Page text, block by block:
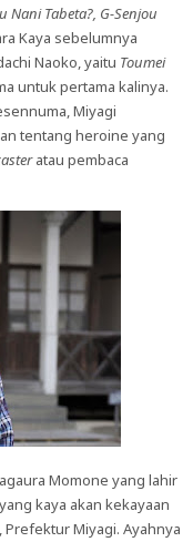
Nani Tabeta?, G-Senjou
Kaya sebelumnya
Naoko, yaitu Toumei
untuk pertama kalinya.
Miyagi
tentang heroine yang
atau pembaca
Momone yang lahir
kaya akan kekayaan
Miyagi. Ayahnya